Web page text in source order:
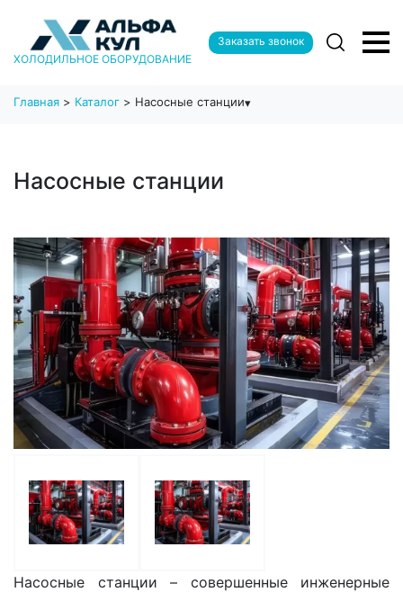
ХОЛОДИЛЬНОЕ ОБОРУДОВАНИЕ
Заказать звонок
Главная > Каталог > Насосные станции
Насосные станции
Насосные станции – совершенные инженерные